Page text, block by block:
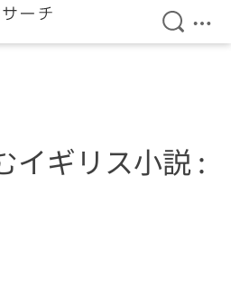
検索を
メ
イギリス小説 :